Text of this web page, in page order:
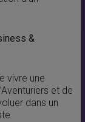
&
vivre une
et de
dans un